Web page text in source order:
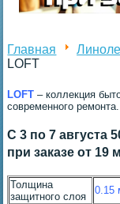
Главная
LOFT
LOFT – коллекция
современного ремонта.
С 3 по 7 августа
при заказе от 19
Толщина
защитного слоя
0.15